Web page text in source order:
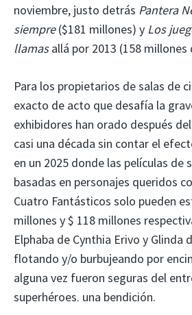
noviembre, justo detrás Pantera
siempre($181 millones) y Los
llamasallá por 2013 (158 millones
Para los propietarios de salas de
exacto de acto que desafía la
exhibidores han orado después
casi una década sin contar el
en un 2025 donde las películas de
basadas en personajes queridos
Cuatro Fantásticos solo pueden
millones y $ 118 millones
Elphaba de Cynthia Erivo y Glinda
flotando y/o burbujeando por
alguna vez fueron seguras del
superhéroes. una bendición.